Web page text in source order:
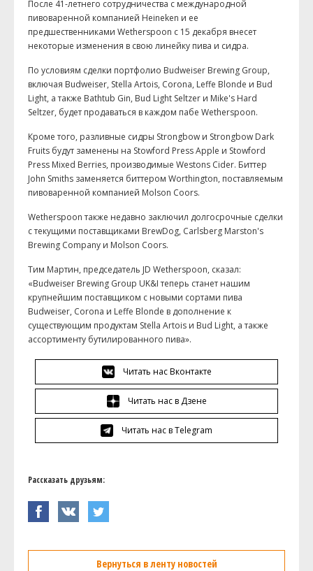
После 41-летнего сотрудничества с международной
пивоваренной компанией Heineken и ее
предшественниками Wetherspoon с 15 декабря внесет
некоторые изменения в свою линейку пива и сидра.
По условиям сделки портфолио Budweiser Brewing Group,
включая Budweiser, Stella Artois, Corona, Leffe Blonde и Bud
Light, а также Bathtub Gin, Bud Light Seltzer и Mike's Hard
Seltzer, будет продаваться в каждом пабе Wetherspoon.
Кроме того, разливные сидры Strongbow и Strongbow Dark
Fruits будут заменены на Stowford Press Apple и Stowford
Press Mixed Berries, производимые Westons Cider. Биттер
John Smiths заменяется биттером Worthington, поставляемым
пивоваренной компанией Molson Coors.
Wetherspoon также недавно заключил долгосрочные сделки
с текущими поставщиками BrewDog, Carlsberg Marston's
Brewing Company и Molson Coors.
Тим Мартин, председатель JD Wetherspoon, сказал:
«Budweiser Brewing Group UK&I теперь станет нашим
крупнейшим поставщиком с новыми сортами пива
Budweiser, Corona и Leffe Blonde в дополнение к
существующим продуктам Stella Artois и Bud Light, а также
ассортименту бутилированного пива».
Читать нас Вконтакте
Читать нас в Дзене
Читать нас в Telegram
Рассказать друзьям:
Вернуться в ленту новостей